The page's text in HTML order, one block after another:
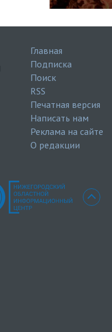
Главная
Подписка
Поиск
RSS
Печатная версия
Написать нам
Реклама на сайте
О редакции